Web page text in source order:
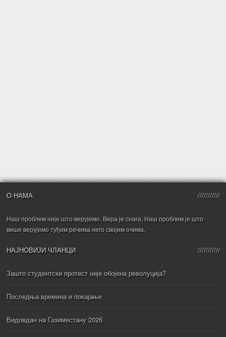
О НАМА
Наш проблем није што верујемо. Вера је снага. Наш проблем је што
више верујемо туђим речима него својим очима.
НАЈНОВИЈИ ЧЛАНЦИ
Зашто студентски протест није обојена револуција?
Последња времена и покајање
Видовдан на Газиместану 2026